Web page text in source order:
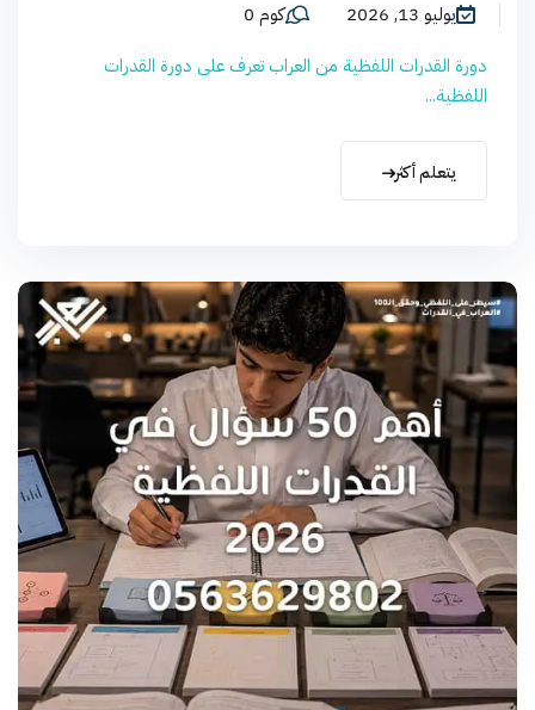
يوليو 13, 2026
كوم 0
دورة القدرات اللفظية من العراب تعرف على دورة القدرات
اللفظية...
يتعلم أكثر